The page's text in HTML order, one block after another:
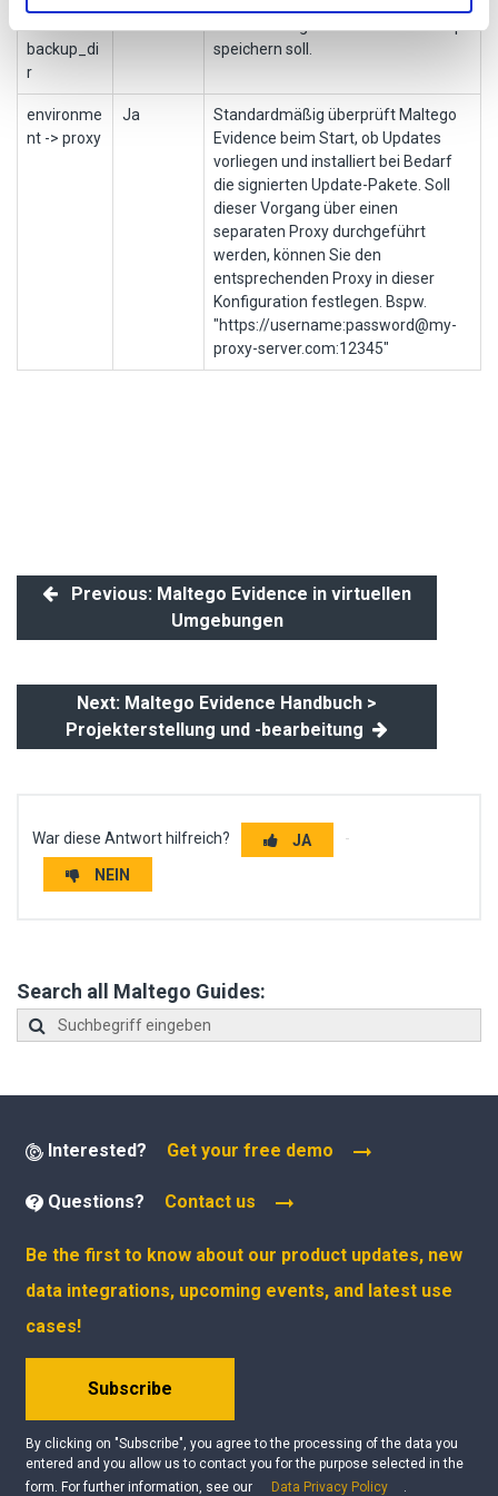
backup_di
r
speichern soll.
environme
nt -> proxy
Ja
Standardmäßig überprüft Maltego
Evidence beim Start, ob Updates
vorliegen und installiert bei Bedarf
die signierten Update-Pakete. Soll
dieser Vorgang über einen
separaten Proxy durchgeführt
werden, können Sie den
entsprechenden Proxy in dieser
Konfiguration festlegen. Bspw.
"https://username:password@my-
proxy-server.com:12345"
Previous: Maltego Evidence in virtuellen
Umgebungen
Next: Maltego Evidence Handbuch >
Projekterstellung und -bearbeitung
War diese Antwort hilfreich?
JA
NEIN
Search all Maltego Guides:
Interested? Get your free demo
Questions? Contact us
Be the first to know about our product updates, new
data integrations, upcoming events, and latest use
cases!
Subscribe
By clicking on "Subscribe", you agree to the processing of the data you
entered and you allow us to contact you for the purpose selected in the
form. For further information, see our
Data Privacy Policy .